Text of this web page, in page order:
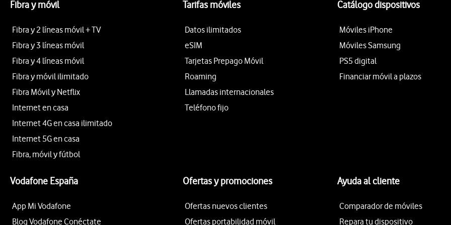
Fibra y móvil
Fibra y 2 líneas móvil + TV
Fibra y 3 líneas móvil
Fibra y 4 líneas móvil
Fibra y móvil ilimitado
Fibra Móvil y Netflix
Internet en casa
Internet 4G en casa ilimitado
Internet 5G en casa
Fibra, móvil y fútbol
Tarifas móviles
Datos ilimitados
eSIM
Tarjetas Prepago Móvil
Roaming
Llamadas internacionales
Teléfono fijo
Catálogo dispositivos
Móviles iPhone
Móviles Samsung
PS5 digital
Financiar móvil a plazos
Vodafone España
App Mi Vodafone
Blog Vodafone Conéctate
Ofertas y promociones
Ofertas nuevos clientes
Ofertas portabilidad móvil
Ayuda al cliente
Comparador de móviles
Repara tu dispositivo